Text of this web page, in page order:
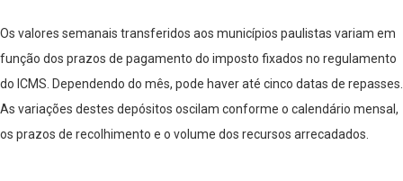
Os valores semanais transferidos aos municípios paulistas variam em
função dos prazos de pagamento do imposto fixados no regulamento
do ICMS. Dependendo do mês, pode haver até cinco datas de repasses.
As variações destes depósitos oscilam conforme o calendário mensal,
os prazos de recolhimento e o volume dos recursos arrecadados.